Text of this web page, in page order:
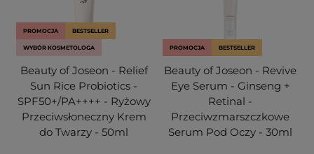
PROMOCJA BESTSELLER
WYBÓR KOSMETOLOGA
Beauty of Joseon - Relief
Sun Rice Probiotics -
SPF50+/PA++++ - Ryżowy
Przeciwsłoneczny Krem
do Twarzy - 50ml
PROMOCJA BESTSELLER
Beauty of Joseon - Revive
Eye Serum - Ginseng +
Retinal -
Przeciwzmarszczkowe
Serum Pod Oczy - 30ml